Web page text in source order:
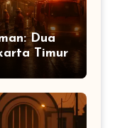
Dua
Timur